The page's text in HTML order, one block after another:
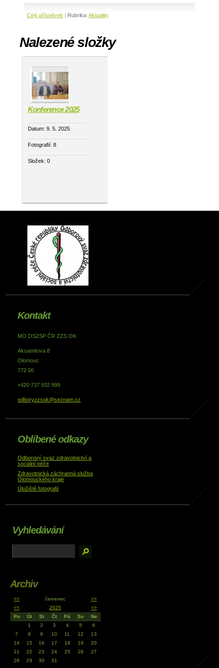
Celý příspěvek | Rubrika: Aktuality
Nalezené složky
Konference 2025
Datum: 9. 5. 2025
Fotografií: 8
Složek: 0
Kontakt
MO OSZSP ČR ZZS OK
Aksamitova 8
Olomouc
772 00
+420 737 932 999
odboryzzsok@seznam.cz
Oblíbené odkazy
Odborový svaz zdravotnictví a
sociální péče
Zdravotnická záchranná služba
Olomouckého kraje
Úložiště fotografií
Vyhledávání
Archiv
<< červenec
>>
<<
2025
>>
Po
Út St Čt Pá So
Ne
1
2 3 4 5
6
7
8 9 10 11 12
13
14
15 16 17 18 19
20
21
22 23 24 25 26
27
28
29 30 31